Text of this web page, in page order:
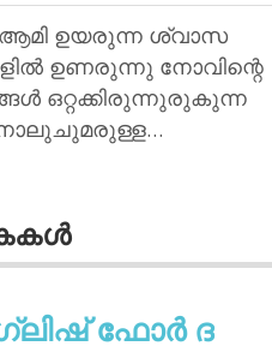
ഉയരുന്ന ശ്വാസ
ഉണരുന്നു നോവിന്റെ
ഒറ്റക്കിരുന്നുരുകുന്ന
ഫോര്‍ ദ